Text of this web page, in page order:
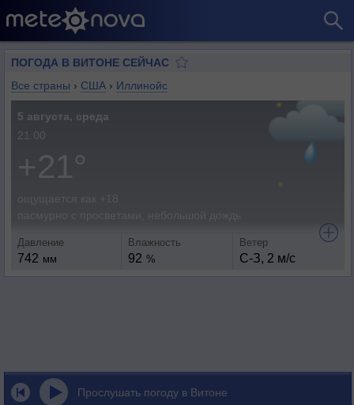
ПОГОДА В ВИТОНЕ СЕЙЧАС
Все страны › США › Иллинойс
5 августа, среда
21:00
+21°
Давление
742 мм
Влажность
92 %
Ветер
С-З, 2 м/с
Прослушать погоду в Витоне